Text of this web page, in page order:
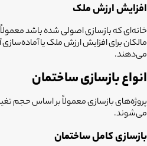
افزایش ارزش ملک
خانه‌ای که بازسازی اصولی شده باشد معمولاً
مالکان برای افزایش ارزش ملک یا آماده‌سازی
می‌دهند.
انواع بازسازی ساختمان
پروژه‌های بازسازی معمولاً بر اساس حجم
می‌شوند.
بازسازی کامل ساختمان